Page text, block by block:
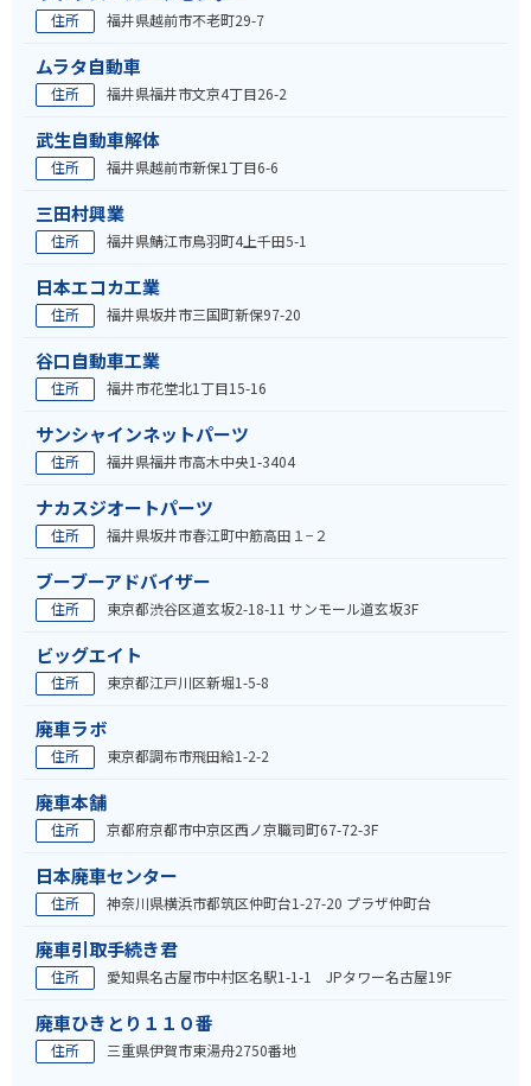
住所 福井県越前市不老町29-7
ムラタ自動車
住所 福井県福井市文京4丁目26-2
武生自動車解体
住所 福井県越前市新保1丁目6-6
三田村興業
住所 福井県鯖江市鳥羽町4上千田5-1
日本エコカ工業
住所 福井県坂井市三国町新保97-20
谷口自動車工業
住所 福井市花堂北1丁目15-16
サンシャインネットパーツ
住所 福井県福井市高木中央1-3404
ナカスジオートパーツ
住所 福井県坂井市春江町中筋高田１−２
ブーブーアドバイザー
住所 東京都渋谷区道玄坂2-18-11 サンモール道玄坂3F
ビッグエイト
住所 東京都江戸川区新堀1-5-8
廃車ラボ
住所 東京都調布市飛田給1-2-2
廃車本舗
住所 京都府京都市中京区西ノ京職司町67-72-3F
日本廃車センター
住所 神奈川県横浜市都筑区仲町台1-27-20 プラザ仲町台
廃車引取手続き君
住所 愛知県名古屋市中村区名駅1-1-1 JPタワー名古屋19F
廃車ひきとり１１０番
住所 三重県伊賀市東湯舟2750番地